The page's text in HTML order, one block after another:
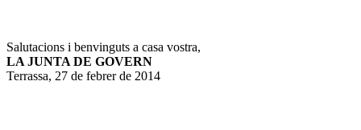
Salutacions i benvinguts a casa vostra,
LA JUNTA DE GOVERN
Terrassa, 27 de febrer de 2014